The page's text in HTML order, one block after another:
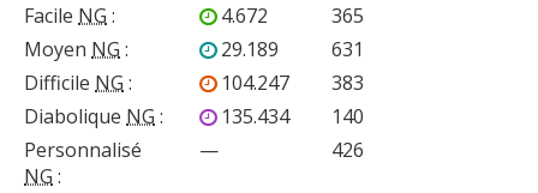
Facile NG : 4.672
365
Moyen NG : 29.189
631
Difficile NG : 104.247
383
Diabolique NG : 135.434
140
Personnalisé
NG :
— 426